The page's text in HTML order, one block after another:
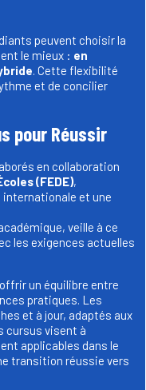
peuvent choisir la
le mieux : en
. Cette flexibilité
et de concilier
pour Réussir
en collaboration
(FEDE),
et une
veille à ce
les exigences actuelles
un équilibre entre
pratiques. Les
et à jour, adaptés aux
cursus visent à
applicables dans le
transition réussie vers